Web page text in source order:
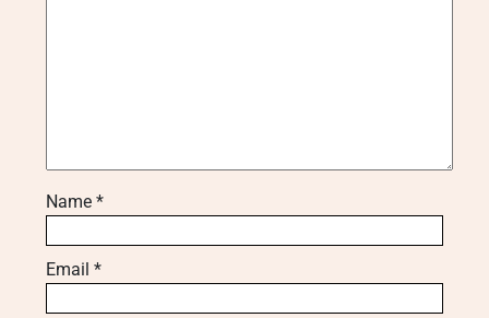
Name *
Email *